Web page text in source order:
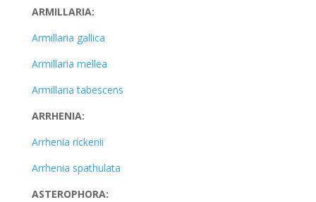
ARMILLARIA:
Armillaria gallica
Armillaria mellea
Armillaria tabescens
ARRHENIA:
Arrhenia rickenii
Arrhenia spathulata
ASTEROPHORA: